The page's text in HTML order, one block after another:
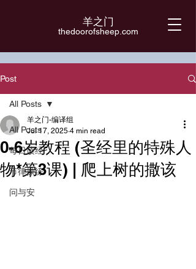
羊之门
​thedoorofsheep.com
Post
All Posts
每日读经
节律操练
问与安
All Posts
0-6岁教程 (圣经里的特殊人
物*第3课) | 爬上树的撒该
羊之门-编译组
Jul 17, 2025 4 min read